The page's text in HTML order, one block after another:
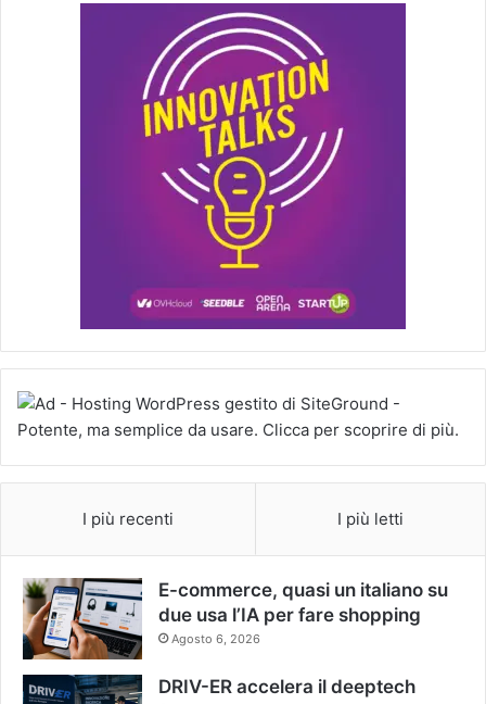
I più recenti I più letti
E-commerce, quasi un italiano su
due usa l’IA per fare shopping
Agosto 6, 2026
DRIV-ER accelera il deeptech